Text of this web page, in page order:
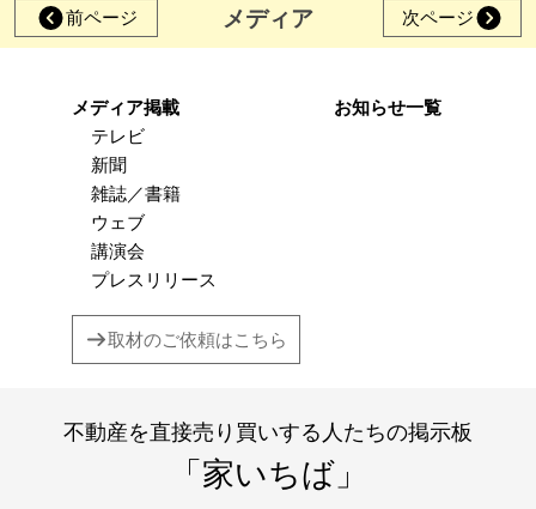
前ページ メディア 次ページ
メディア掲載
テレビ
新聞
雑誌／書籍
ウェブ
講演会
プレスリリース
お知らせ一覧
取材のご依頼はこちら
不動産を直接売り買いする人たちの掲示板
「家いちば」